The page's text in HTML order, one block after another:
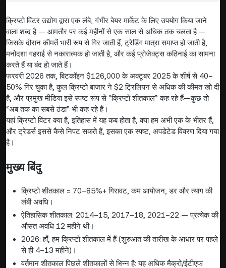
क्रिप्टो विंटर उद्योग द्वारा एक लंबे, गंभीर बेयर मार्केट के लिए उपयोग किया जाने
वाला शब्द है — आमतौर पर कई महीनों से एक साल से अधिक तक चलता है —
जिसके दौरान कीमतें भारी रूप से गिर जाती हैं, ट्रेडिंग मात्रा समाप्त हो जाती है,
मनोदशा गहराई से नकारात्मक हो जाती है, और कई प्रोजेक्ट्स कठिनाई का सामना
करते हैं या बंद हो जाते हैं।
फरवरी 2026 तक, बिटकॉइन $126,000 के अक्टूबर 2025 के शीर्ष से 40–
50% गिर चुका है, कुल क्रिप्टो बाजार ने $2 ट्रिलियन से अधिक की कीमत खो दी
है, और प्रमुख मीडिया इसे स्पष्ट रूप से “क्रिप्टो शीतकाल” कह रहे हैं—कुछ तो
“अब तक का सबसे ठंडा” भी कह रहे हैं।
यहां क्रिप्टो विंटर क्या है, इतिहास में यह कब होता है, क्या हम अभी एक के भीतर हैं,
और ट्रेडर्स इससे कैसे निपट सकते हैं, इसका एक स्पष्ट, अपडेटेड विवरण दिया गया
है।
मुख्य बिंदु
क्रिप्टो शीतकाल = 70–85%+ गिरावट, कम आयोजन, डर और त्याग की
लंबी अवधि।
ऐतिहासिक शीतकाल: 2014–15, 2017–18, 2021–22 — प्रत्येक की
औसत अवधि 12 महीने थी।
2026: हाँ, हम क्रिप्टो शीतकाल में हैं (शुरुआत की तारीख के आधार पर पहले
से ही 4–13 महीने)।
वर्तमान शीतकाल पिछले शीतकालों से भिन्न है: यह अधिक मैक्रो/ईटीएफ